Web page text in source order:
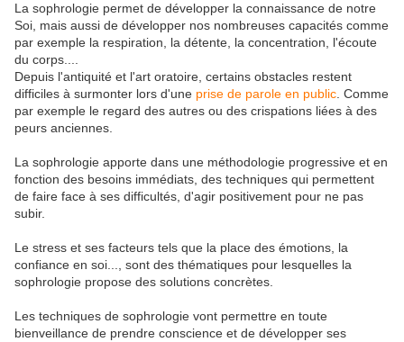
La sophrologie permet de développer la connaissance de notre
Soi, mais aussi de développer nos nombreuses capacités comme
par exemple la respiration, la détente, la concentration, l'écoute
du corps....
Depuis l'antiquité et l'art oratoire, certains obstacles restent
difficiles à surmonter lors d'une prise de parole en public . Comme
par exemple le regard des autres ou des crispations liées à des
peurs anciennes.
La sophrologie apporte dans une méthodologie progressive et en
fonction des besoins immédiats, des techniques qui permettent
de faire face à ses difficultés, d'agir positivement pour ne pas
subir.
Le stress et ses facteurs tels que la place des émotions, la
confiance en soi..., sont des thématiques pour lesquelles la
sophrologie propose des solutions concrètes.
Les techniques de sophrologie vont permettre en toute
bienveillance de prendre conscience et de développer ses